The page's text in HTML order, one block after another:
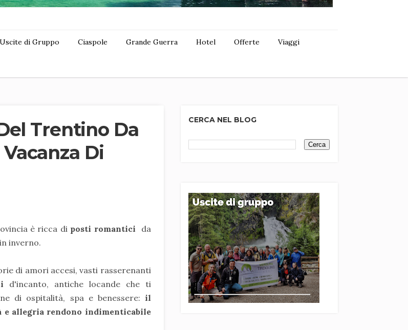
Uscite di Gruppo Ciaspole Grande Guerra Hotel Offerte Viaggi
Trentino Da
Di
è ricca diposti romantici
da
inverno.
di amori accesi, vasti rasserenanti
d'incanto, antiche locande che ti
di ospitalità, spa e benessere: il
allegria rendono indimenticabile
CERCA NEL BLOG